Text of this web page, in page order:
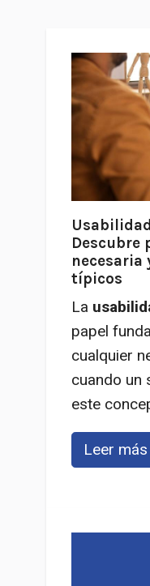
Descubre
necesaria
típicos
La
papel
cualquier
cuando un
este
Leer más